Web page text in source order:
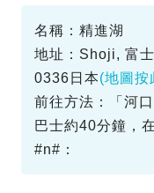
名稱：精進湖
地址：Shoji, 富
0336日本(地圖按
前往方法：「河
巴士約40分鐘，
#n#：